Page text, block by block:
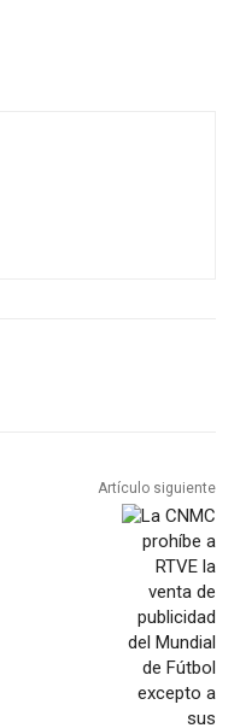
Artículo siguiente